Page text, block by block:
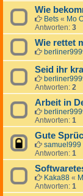
Wie
Bets « Mo
Antworten: 3
Wie rettet
Seid ihr
Antworten: 2
Arbeit in
Antworten: 1
Gute
samuel999
Antworten: 1
Kaka88 «
Antworten: 1